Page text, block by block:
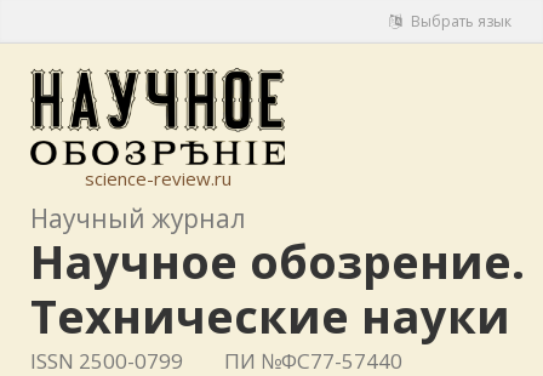
Выбрать язык
science-review.ru
Научный журнал
Научное обозрение.
Технические науки
ISSN 2500-0799 ПИ №ФС77-57440